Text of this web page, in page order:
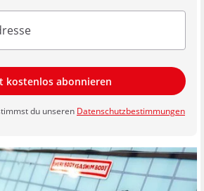
kostenlos abonnieren
du unseren Datenschutzbestimmungen